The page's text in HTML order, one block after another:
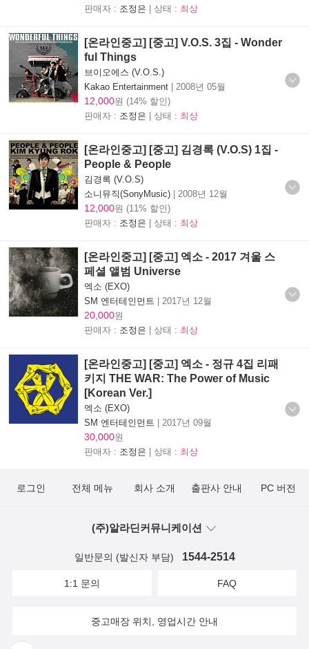
판매자 : 조정은 | 상태 : 최상
[온라인중고] [중고] V.O.S. 3집 - Wonder
ful Things
브이오에스 (V.O.S.)
Kakao Entertainment | 2008년 05월
12,000원 (14% 할인)
판매자 : 조정은 | 상태 : 최상
[온라인중고] [중고] 김경록 (V.O.S) 1집 -
People & People
김경록 (V.O.S)
소니뮤직(SonyMusic) | 2008년 12월
12,000원 (11% 할인)
판매자 : 조정은 | 상태 : 최상
[온라인중고] [중고] 엑소 - 2017 겨울 스
페셜 앨범 Universe
엑소 (EXO)
SM 엔터테인먼트 | 2017년 12월
20,000원
판매자 : 조정은 | 상태 : 최상
[온라인중고] [중고] 엑소 - 정규 4집 리패
키지 THE WAR: The Power of Music
[Korean Ver.]
엑소 (EXO)
SM 엔터테인먼트 | 2017년 09월
30,000원
판매자 : 조정은 | 상태 : 최상
로그인 전체 메뉴 회사 소개 출판사 안내 PC 버전
(주)알라딘커뮤니케이션
일반문의 (발신자 부담) 1544-2514
1:1 문의 FAQ
중고매장 위치, 영업시간 안내